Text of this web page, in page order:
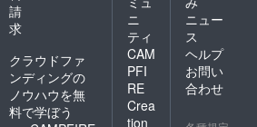
請
求
クラウドファ
ンディングの
ノウハウを無
料で学ぼう
ニ
ティ
CAM
PFI
RE
Crea
tion
ニュー
ス
ヘルプ
お問い
合わせ